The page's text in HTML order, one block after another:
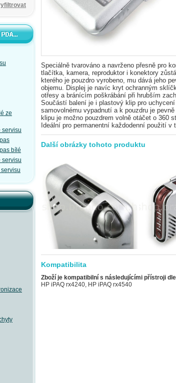
ze
servisu
bílé
servisu
Speciálně tvarováno a navrženo přesně pro
tlačítka, kamera, reproduktor i konektory
kterého je pouzdro vyrobeno, mu dává jeho
objemu. Displej je navíc kryt ochranným
otřesy a bránícím poškrábání při hrubším
Součástí balení je i plastový klip pro
samovolnému vypadnutí a k pouzdru je
klipu je možno pouzdrem volně otáčet o 360
Ideální pro permanentní každodenní použití v
Další obrázky tohoto produktu
Kompatibilita
Zboží je kompatibilní s následujícími přístroji
HP iPAQ rx4240, HP iPAQ rx4540